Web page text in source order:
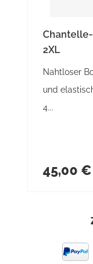
2XL
Nahtloser
und
4...
45,00 €